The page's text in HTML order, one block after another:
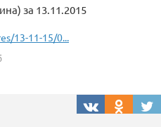
за 13.11.2015
13-11-15/0...